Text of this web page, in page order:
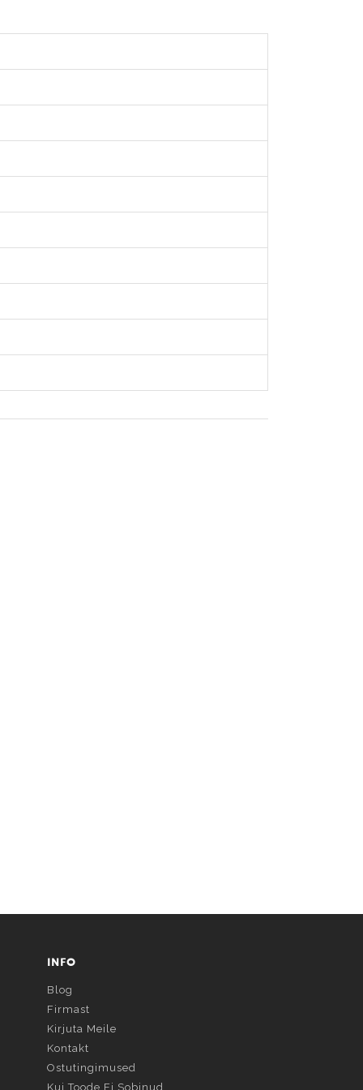
INFO
Blog
Firmast
Kirjuta Meile
Kontakt
Ostutingimused
Kui Toode Ei Sobinud